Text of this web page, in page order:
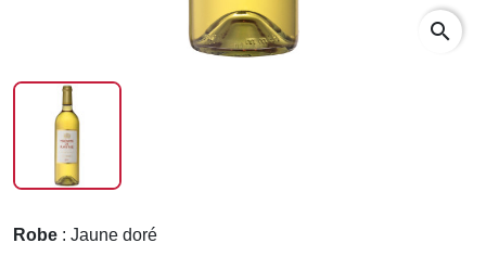
search
Robe : Jaune doré